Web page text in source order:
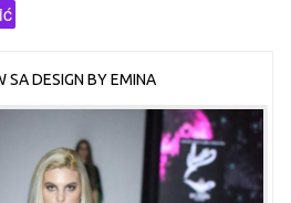
SA DESIGN BY EMINA